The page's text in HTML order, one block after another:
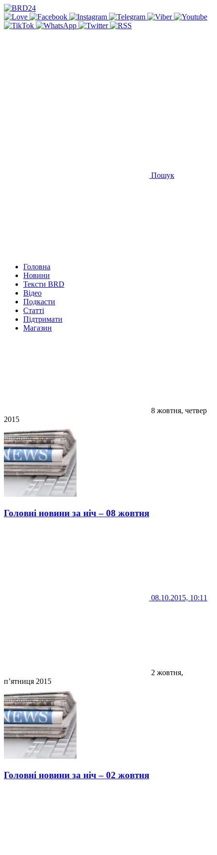
Пошук
Головна
Новини
Тексти BRD
Відео
Подкасти
Статті
Підтримати
Магазин
8 жовтня, четвер
2015
Головні новини за ніч – 08 жовтня
08.10.2015, 10:11
2 жовтня,
п’ятниця 2015
Головні новини за ніч – 02 жовтня